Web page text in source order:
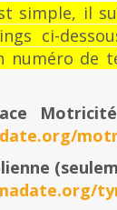
simple, il
ci-
numéro de
Motricité